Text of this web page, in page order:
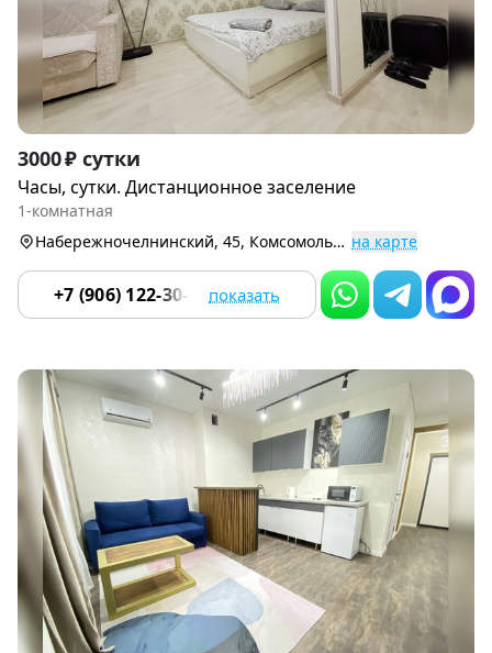
Item
1
of
9
3000 ₽ сутки
Часы, сутки. Дистанционное заселение
1-комнатная
Набережночелнинский, 45, Комсомольский р-н на карте
+7 (906) 122-30-49 показать